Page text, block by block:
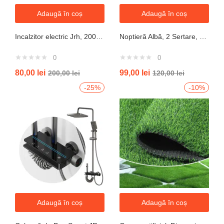
Adaugă în coș
0
80,00 lei 200,00lei
Adaugă în coș
0
99,00 lei 120,00lei
-25%
Adaugă în coș
-10%
Adaugă în coș